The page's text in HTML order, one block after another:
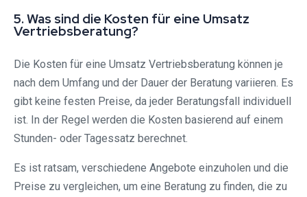
5. Was sind die Kosten für eine Umsatz
Vertriebsberatung?
Die Kosten für eine Umsatz Vertriebsberatung können je
nach dem Umfang und der Dauer der Beratung variieren. Es
gibt keine festen Preise, da jeder Beratungsfall individuell
ist. In der Regel werden die Kosten basierend auf einem
Stunden- oder Tagessatz berechnet.
Es ist ratsam, verschiedene Angebote einzuholen und die
Preise zu vergleichen, um eine Beratung zu finden, die zu